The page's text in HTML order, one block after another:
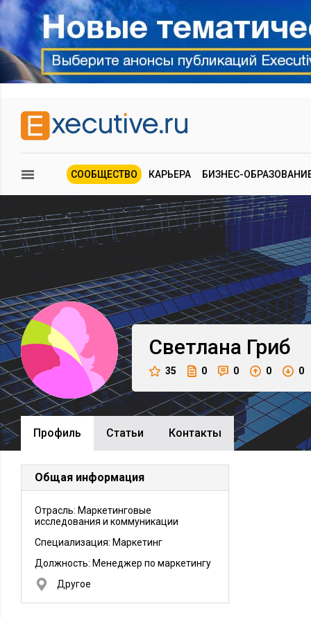
СООБЩЕСТВО КАРЬЕРА БИЗНЕС-
Светлана Гриб
35 0 0 0 0
Профиль Cтатьи Контакты
Общая информация
Отрасль: Маркетинговые
исследования и коммуникации
Специализация: Маркетинг
Должность: Менеджер по маркетингу
Другое